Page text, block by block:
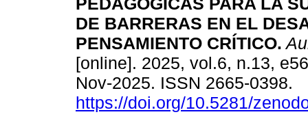
DE BARRERAS EN EL
PENSAMIENTO CRÍTICO.
[online]. 2025, vol.6, n.13,
Nov-2025. ISSN 2665-0398.
https://doi.org/10.5281/